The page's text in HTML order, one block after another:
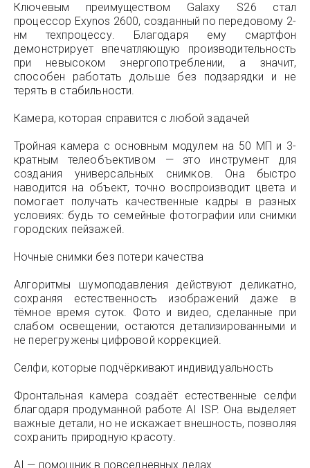
Ключевым преимуществом Galaxy S26 стал
процессор Exynos 2600, созданный по передовому 2-
нм техпроцессу. Благодаря ему смартфон
демонстрирует впечатляющую производительность
при невысоком энергопотреблении, а значит,
способен работать дольше без подзарядки и не
терять в стабильности.
Камера, которая справится с любой задачей
Тройная камера с основным модулем на 50 МП и 3-
кратным телеобъективом — это инструмент для
создания универсальных снимков. Она быстро
наводится на объект, точно воспроизводит цвета и
помогает получать качественные кадры в разных
условиях: будь то семейные фотографии или снимки
городских пейзажей.
Ночные снимки без потери качества
Алгоритмы шумоподавления действуют деликатно,
сохраняя естественность изображений даже в
тёмное время суток. Фото и видео, сделанные при
слабом освещении, остаются детализированными и
не перегружены цифровой коррекцией.
Селфи, которые подчёркивают индивидуальность
Фронтальная камера создаёт естественные селфи
благодаря продуманной работе AI ISP. Она выделяет
важные детали, но не искажает внешность, позволяя
сохранить природную красоту.
AI — помощник в повседневных делах